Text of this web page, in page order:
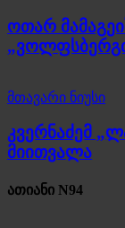
ოთარ
მთავარი ნიუსი
კვერნაძემ
მიითვალა
ათიანი N94